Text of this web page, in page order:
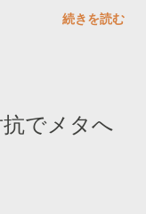
ト ー 人は16の熱量
ja/insights/kakusan
続きを読む
でメタへ